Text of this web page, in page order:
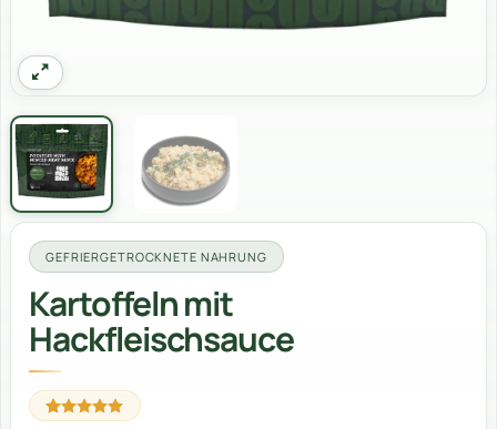
GEFRIERGETROCKNETE NAHRUNG
Kartoffeln mit
Hackfleischsauce